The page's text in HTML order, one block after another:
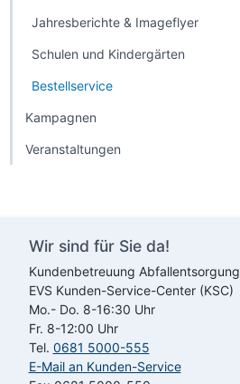
Jahresberichte & Imageflyer
Schulen und Kindergärten
Bestellservice
Kampagnen
Veranstaltungen
Wir sind für Sie da!
Kundenbetreuung Abfallentsorgung
EVS Kunden-Service-Center (KSC)
Mo.- Do. 8-16:30 Uhr
Fr. 8-12:00 Uhr
Tel. 0681 5000-555
E-Mail an Kunden-Service